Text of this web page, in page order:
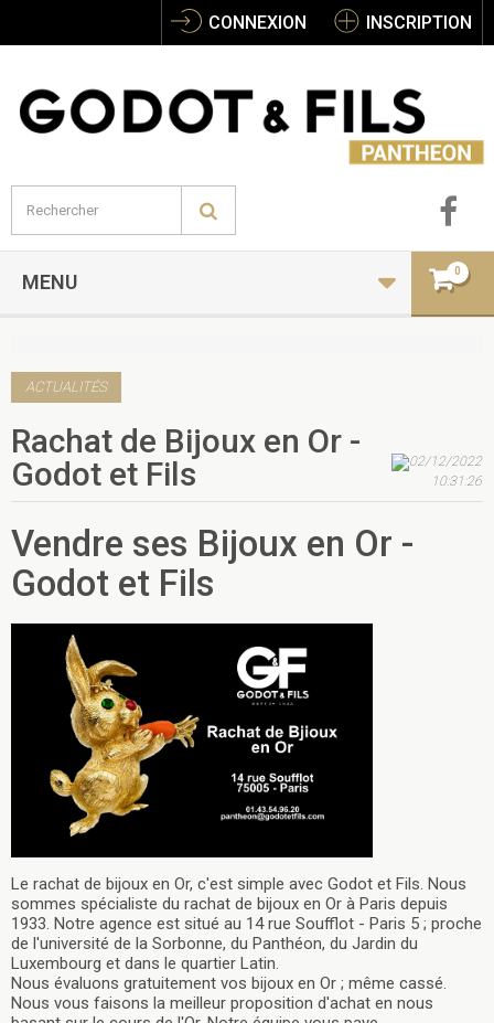
CONNEXION INSCRIPTION
MENU 0
ACTUALITÉS
Rachat de Bijoux en Or -
Godot et Fils
02/12/2022
10:31:26
Vendre ses Bijoux en Or -
Godot et Fils
Le rachat de bijoux en Or, c'est simple avec Godot et Fils. Nous
sommes spécialiste du rachat de bijoux en Or à Paris depuis
1933. Notre agence est situé au 14 rue Soufflot - Paris 5 ; proche
de l'université de la Sorbonne, du Panthéon, du Jardin du
Luxembourg et dans le quartier Latin.
Nous évaluons gratuitement vos bijoux en Or ; même cassé.
Nous vous faisons la meilleur proposition d'achat en nous